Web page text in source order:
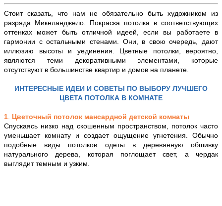
Стоит сказать, что нам не обязательно быть художником из
разряда Микеланджело. Покраска потолка в соответствующих
оттенках может быть отличной идеей, если вы работаете в
гармонии с остальными стенами. Они, в свою очередь, дают
иллюзию высоты и уединения. Цветные потолки, вероятно,
являются теми декоративными элементами, которые
отсутствуют в большинстве квартир и домов на планете.
ИНТЕРЕСНЫЕ ИДЕИ И СОВЕТЫ ПО ВЫБОРУ ЛУЧШЕГО
ЦВЕТА ПОТОЛКА В КОМНАТЕ
1. Цветочный потолок мансардной детской комнаты
Спускаясь низко над скошенным пространством, потолок часто
уменьшает комнату и создает ощущение угнетения. Обычно
подобные виды потолков одеты в деревянную обшивку
натурального дерева, которая поглощает свет, а чердак
выглядит темным и узким.